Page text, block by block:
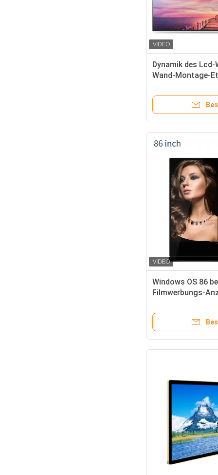
Dynamik des
Wand-Montage-
Windows OS 86
Filmwerbungs-